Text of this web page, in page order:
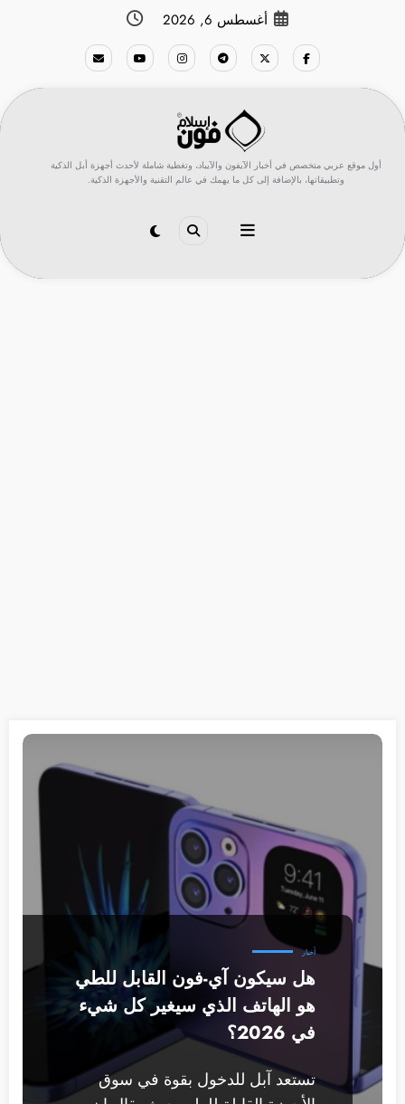
أغسطس 6, 2026
أول موقع عربي متخصص في أخبار الآيفون والآيباد، وتغطية شاملة لأحدث أجهزة أبل الذكية
وتطبيقاتها، بالإضافة إلى كل ما يهمك في عالم التقنية والأجهزة الذكية.
أخبار
هل سيكون آي-فون القابل للطي
هو الهاتف الذي سيغير كل شيء
في 2026؟
تستعد آبل للدخول بقوة في سوق